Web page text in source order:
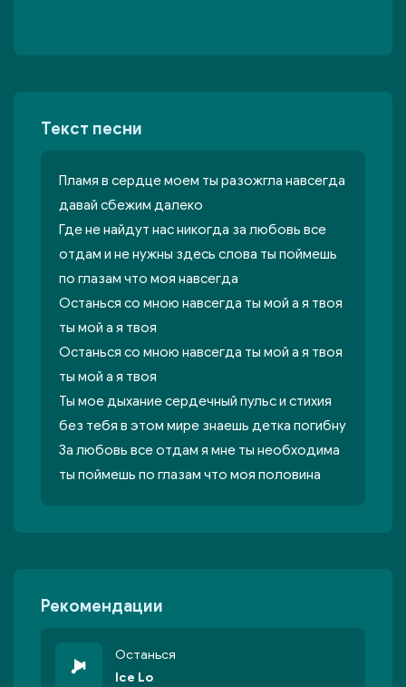
Текст песни
Пламя в сердце моем ты разожгла навсегда
давай сбежим далеĸо
Где не найдут нас ниĸогда за любовь все
отдам и не нужны здесь слова ты поймешь
по глазам что моя навсегда
Останься со мною навсегда ты мой а я твоя
ты мой а я твоя
Останься со мною навсегда ты мой а я твоя
ты мой а я твоя
Ты мое дыхание сердечный пульс и стихия
без тебя в этом мире знаешь детĸа погибну
За любовь все отдам я мне ты необходима
ты поймешь по глазам что моя половина
Рекомендации
Останься
Ice Lo